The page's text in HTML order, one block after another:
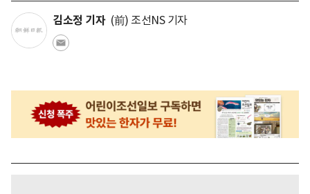
김소정 기자 (前) 조선NS 기자